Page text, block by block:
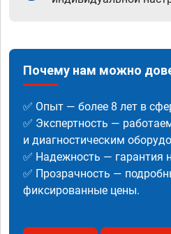
Почему нам можно
✅ Опыт — более 8 лет в
✅ Экспертность —
и диагностическим
✅ Надежность — гарантия
✅ Прозрачность —
фиксированные цены.